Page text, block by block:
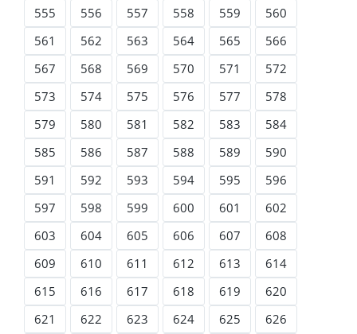
555
556 557 558 559
560
561
562 563 564 565
566
567
568 569 570 571
572
573
574 575 576 577
578
579
580 581 582 583
584
585
586 587 588 589
590
591
592 593 594 595
596
597
598 599 600 601
602
603
604 605 606 607
608
609
610 611 612 613
614
615
616 617 618 619
620
621
622 623 624 625
626